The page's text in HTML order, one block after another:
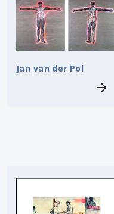
Jan van der Pol